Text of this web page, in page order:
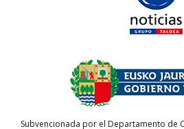
Subvencionada por el Departamento de